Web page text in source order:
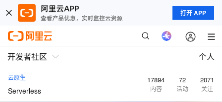
打开 APP
开发者社区 个人
云原生
Serverless
17894
内容
72
活动
2071
关注